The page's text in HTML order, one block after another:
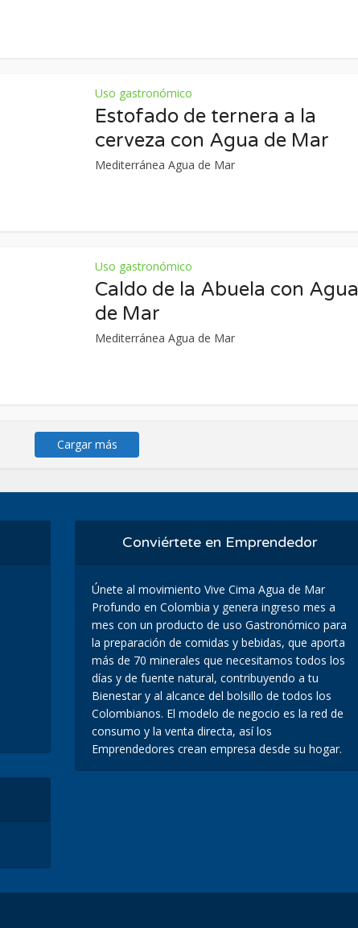
Uso gastronómico
Estofado de ternera a la
cerveza con Agua de Mar
Mediterránea Agua de Mar
Uso gastronómico
Caldo de la Abuela con Agua
de Mar
Mediterránea Agua de Mar
Cargar más
Conviértete en Emprendedor
Únete al movimiento Vive Cima Agua de Mar
Profundo en Colombia y genera ingreso mes a
mes con un producto de uso Gastronómico para
la preparación de comidas y bebidas, que aporta
más de 70 minerales que necesitamos todos los
días y de fuente natural, contribuyendo a tu
Bienestar y al alcance del bolsillo de todos los
Colombianos. El modelo de negocio es la red de
consumo y la venta directa, así los
Emprendedores crean empresa desde su hogar.